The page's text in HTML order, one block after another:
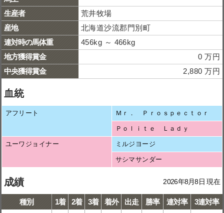
生産者
荒井牧場
産地
北海道沙流郡門別町
連対時の馬体重
456kg ～ 466kg
地方獲得賞金
0 万円
中央獲得賞金
2,880 万円
血統
アフリート Ｍｒ． Ｐｒｏｓｐｅｃｔｏｒ
Ｐｏｌｉｔｅ Ｌａｄｙ
ユーワジョイナー ミルジヨージ
サシマサンダー
成績 2026年8月8日 現在
種別 1着 2着 3着 着外 出走 勝率 連対率
3連対率